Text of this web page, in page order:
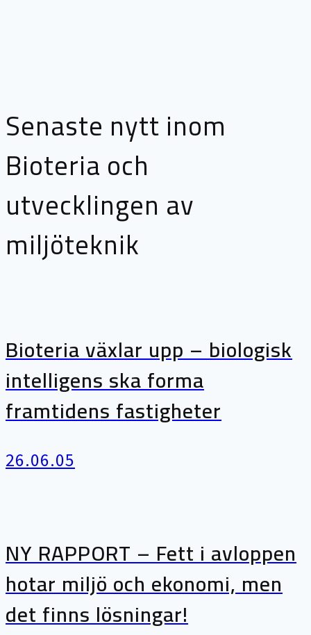
Senaste nytt inom
Bioteria och
utvecklingen av
miljöteknik
Bioteria växlar upp – biologisk
intelligens ska forma
framtidens fastigheter
26.06.05
NY RAPPORT – Fett i avloppen
hotar miljö och ekonomi, men
det finns lösningar!